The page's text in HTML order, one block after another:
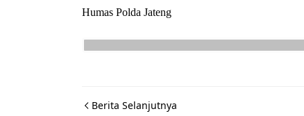
Humas Polda Jateng
Berita Selanjutnya